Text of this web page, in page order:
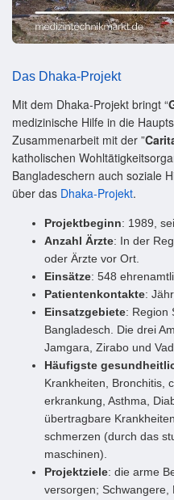
Das Dhaka-Projekt
Mit dem Dhaka-Projekt bringt “
medizinische Hilfe in die
Zusammenarbeit mit der ”
katholischen
Bangladeschern auch soziale
über das Dhaka-Projekt.
Projektbeginn: 1989,
Anzahl Ärzte: In der
oder Ärzte vor Ort.
Einsätze: 548
Patientenkontakte:
Einsatzgebiete: Region
Bangladesch. Die drei
Jamgara, Zirabo und
Häufigste
Krankheiten, Bronchitis,
erkrankung, Asthma,
über­tragbare
schmerzen (durch das
maschinen).
Projektziele: die arme
versorgen;